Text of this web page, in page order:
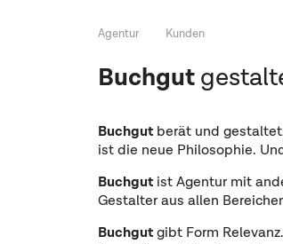
Agentur Kunden
Buchgut
Buchgutberät und gestaltet.
ist die neue Philosophie.
Buchgutist Agentur mit
Gestalter aus allen
Buchgutgibt Form Relevanz.